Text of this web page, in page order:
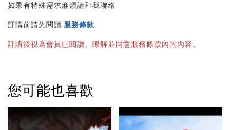
如果有特殊需求麻煩請和我聯絡
訂購前請先閱讀 服務條款
訂購後視為會員已閱讀、瞭解並同意服務條款內的內容。
您可能也喜歡